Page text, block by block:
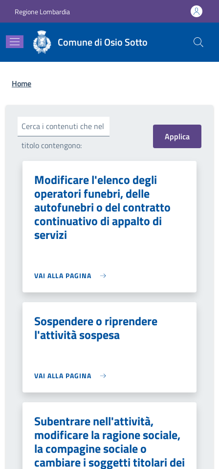
Regione Lombardia
Comune di Osio Sotto
Briciole di pane
Home
Cerca i contenuti che nel
titolo contengono:
Modificare l'elenco degli
operatori funebri, delle
autofunebri o del contratto
continuativo di appalto di
servizi
VAI ALLA PAGINA
Sospendere o riprendere
l'attività sospesa
VAI ALLA PAGINA
Subentrare nell'attività,
modificare la ragione sociale,
la compagine sociale o
cambiare i soggetti titolari dei